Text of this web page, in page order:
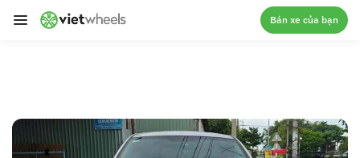
crossorigin
Bán xe của bạn